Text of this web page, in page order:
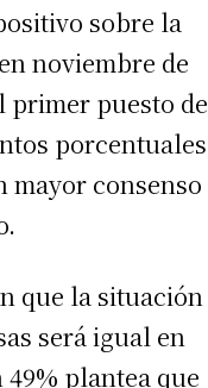
sobre la
noviembre de
primer puesto de
porcentuales
mayor consenso
que la situación
será igual en
plantea que